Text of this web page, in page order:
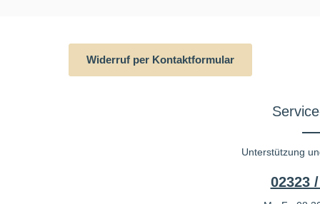
Widerruf per Kontaktformular
Unterstützung
02323